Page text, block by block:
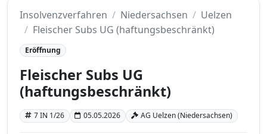
Insolvenzverfahren Niedersachsen
Uelzen
Fleischer Subs UG (haftungsbeschränkt)
Eröffnung
Fleischer Subs UG
(haftungsbeschränkt)
7 IN 1/26 05.05.2026 AG Uelzen (Niedersachsen)